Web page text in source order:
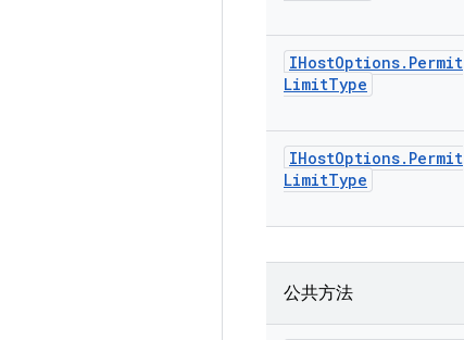
IHostOptions. Permit
LimitType
IHostOptions. Permit
LimitType
公共方法